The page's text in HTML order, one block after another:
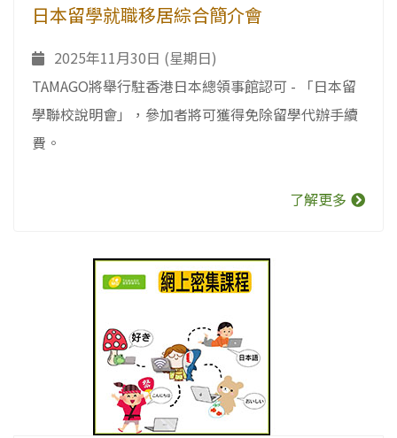
日本留學就職移居綜合簡介會
2025年11月30日 (星期日)
TAMAGO將舉行駐香港日本總領事館認可 - 「日本留
學聯校說明會」，參加者將可獲得免除留學代辦手續
費。
了解更多